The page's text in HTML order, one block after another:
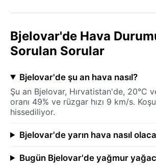
Bjelovar'de Hava
Sorulan Sorular
Bjelovar'de şu an hava nasıl?
Şu an Bjelovar, Hırvatistan'de, 20°C
oranı 49% ve rüzgar hızı 9 km/s.
hissediliyor.
Bjelovar'de yarın hava nasıl
Bugün Bjelovar'de yağmur